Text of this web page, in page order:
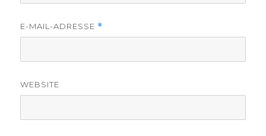
E-MAIL-ADRESSE *
WEBSITE